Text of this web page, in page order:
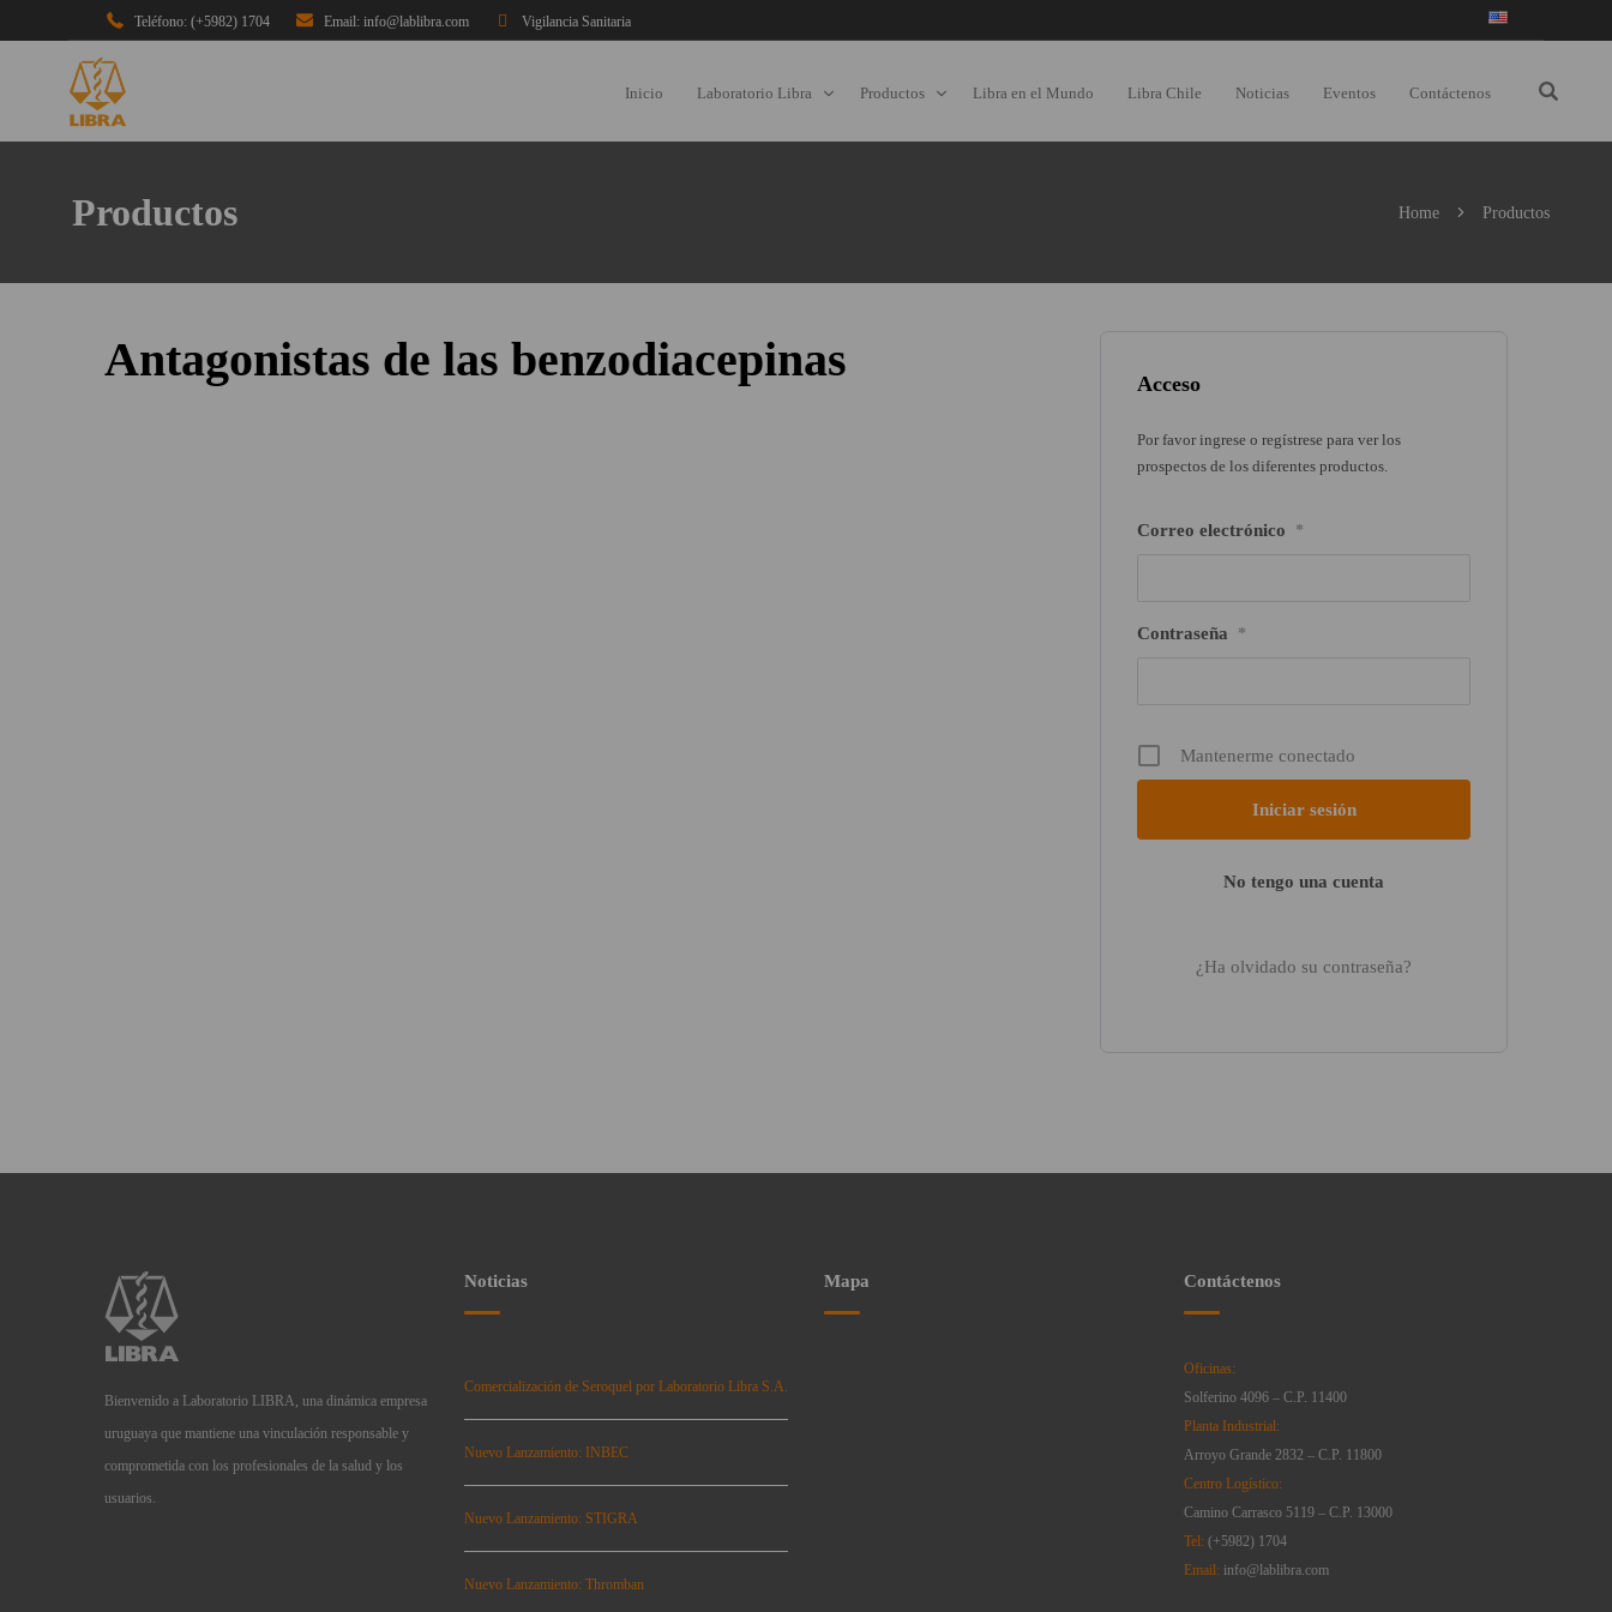
Teléfono: (+5982) 1704 Email: info@lablibra.com Vigilancia Sanitaria
Inicio Laboratorio Libra Productos Libra en el Mundo Libra Chile Noticias Eventos Contáctenos
Productos Home Productos
Acceso
Por favor ingrese o regístrese para ver los
prospectos de los diferentes productos.
Correo electrónico *
Contraseña *
Mantenerme conectado
No tengo una cuenta
¿Ha olvidado su contraseña?
Antagonistas de las benzodiacepinas
Bienvenido a Laboratorio LIBRA, una dinámica empresa
uruguaya que mantiene una vinculación responsable y
comprometida con los profesionales de la salud y los
usuarios.
Noticias
Comercialización de Seroquel por Laboratorio Libra S.A.
Nuevo Lanzamiento: INBEC
Nuevo Lanzamiento: STIGRA
Nuevo Lanzamiento: Thromban
Mapa Contáctenos
Oficinas:
Solferino 4096 – C.P. 11400
Planta Industrial:
Arroyo Grande 2832 – C.P. 11800
Centro Logístico:
Camino Carrasco 5119 – C.P. 13000
Tel: (+5982) 1704
Email: info@lablibra.com